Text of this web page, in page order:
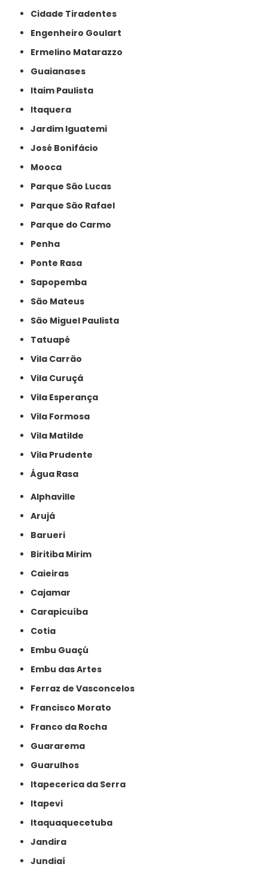
Cidade Tiradentes
Engenheiro Goulart
Ermelino Matarazzo
Guaianases
Itaim Paulista
Itaquera
Jardim Iguatemi
José Bonifácio
Mooca
Parque São Lucas
Parque São Rafael
Parque do Carmo
Penha
Ponte Rasa
Sapopemba
São Mateus
São Miguel Paulista
Tatuapé
Vila Carrão
Vila Curuçá
Vila Esperança
Vila Formosa
Vila Matilde
Vila Prudente
Água Rasa
Alphaville
Arujá
Barueri
Biritiba Mirim
Caieiras
Cajamar
Carapicuíba
Cotia
Embu Guaçú
Embu das Artes
Ferraz de Vasconcelos
Francisco Morato
Franco da Rocha
Guararema
Guarulhos
Itapecerica da Serra
Itapevi
Itaquaquecetuba
Jandira
Jundiaí